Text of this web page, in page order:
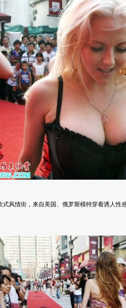
风情街，来自美国、俄罗斯模特穿着诱人性